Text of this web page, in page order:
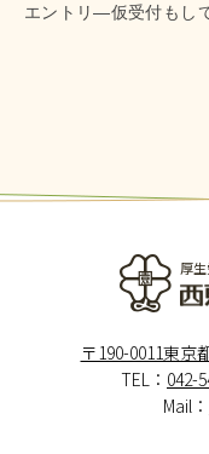
エントリ―仮受付もし
厚
〒190-0011東京
TEL： 042-
Mail：